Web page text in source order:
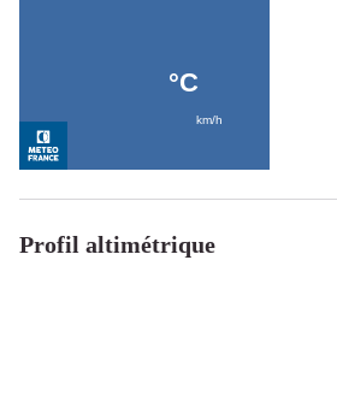
Profil altimétrique